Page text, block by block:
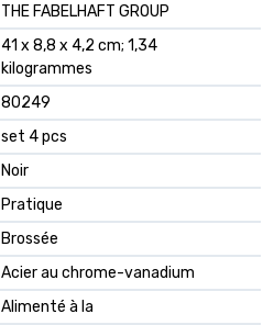
‎THE FABELHAFT GROUP
‎41 x 8,8 x 4,2 cm; 1,34
kilogrammes
‎80249
‎set 4 pcs
‎Noir
‎Pratique
‎Brossée
‎Acier au chrome-vanadium
‎Alimenté à la